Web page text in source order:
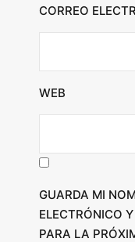
CORREO
WEB
GUARDA MI
ELECTRÓNICO
PARA LA